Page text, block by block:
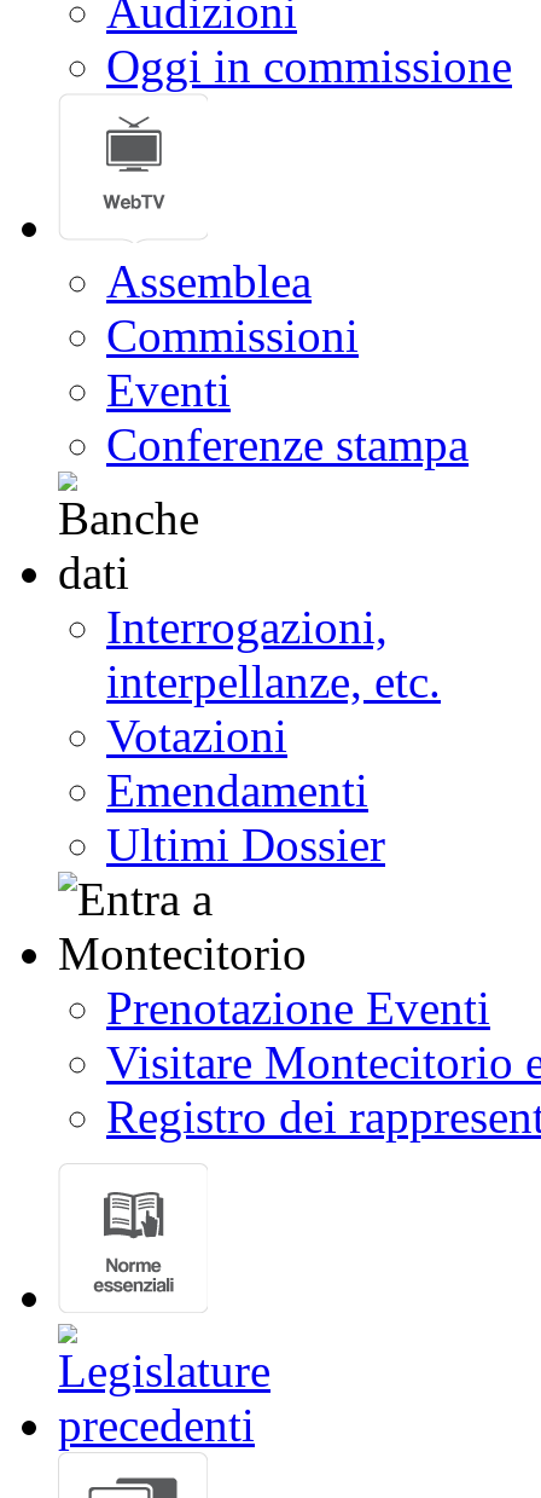
Audizioni
Oggi in commissione
Assemblea
Commissioni
Eventi
Conferenze stampa
Interrogazioni,
interpellanze, etc.
Votazioni
Emendamenti
Ultimi Dossier
Prenotazione Eventi
Visitare Montecitorio
Registro dei